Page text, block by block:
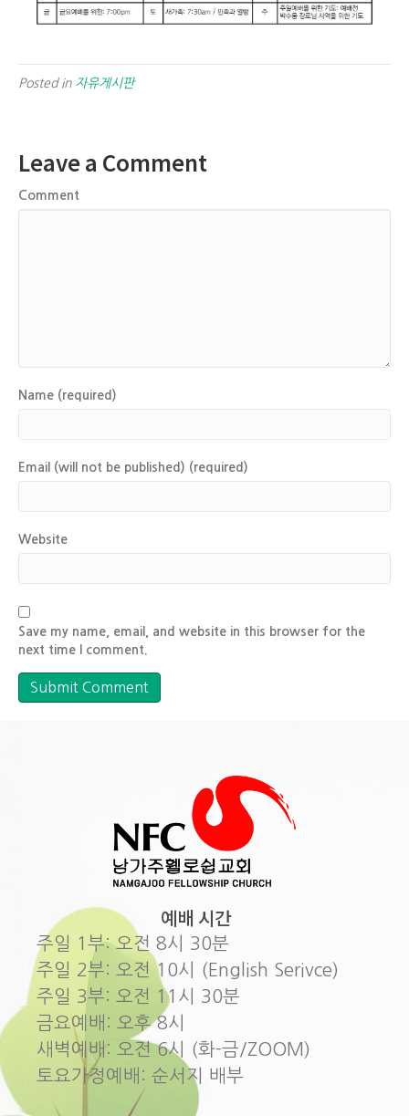
Posted in 자유게시판
Leave a Comment
Comment
Name (required)
Email (will not be published) (required)
Website
Save my name, email, and website in this browser for the
next time I comment.
예배 시간
주일 1부: 오전 8시 30분
주일 2부: 오전 10시 (English Serivce)
주일 3부: 오전 11시 30분
금요예배: 오후 8시
새벽예배: 오전 6시 (화-금/ZOOM)
토요가정예배: 순서지 배부